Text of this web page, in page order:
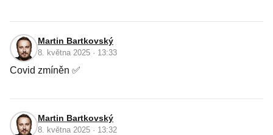
Martin Bartkovský
8. května 2025 · 13:33
Covid zmíněn ✅
Martin Bartkovský
8. května 2025 · 13:32